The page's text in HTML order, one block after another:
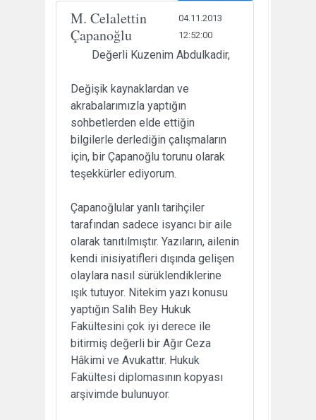
M. Celalettin
Çapanoğlu
04.11.2013
12:52:00
Değerli Kuzenim Abdulkadir,
Değişik kaynaklardan ve
akrabalarımızla yaptığın
sohbetlerden elde ettiğin
bilgilerle derlediğin çalışmaların
için, bir Çapanoğlu torunu olarak
teşekkürler ediyorum.
Çapanoğlular yanlı tarihçiler
tarafından sadece isyancı bir aile
olarak tanıtılmıştır. Yazıların, ailenin
kendi inisiyatifleri dışında gelişen
olaylara nasıl sürüklendiklerine
ışık tutuyor. Nitekim yazı konusu
yaptığın Salih Bey Hukuk
Fakültesini çok iyi derece ile
bitirmiş değerli bir Ağır Ceza
Hâkimi ve Avukattır. Hukuk
Fakültesi diplomasının kopyası
arşivimde bulunuyor.